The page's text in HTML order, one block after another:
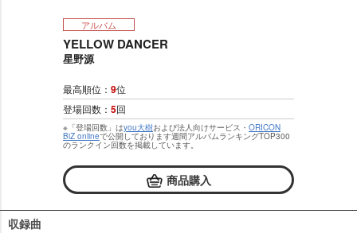
アルバム
YELLOW DANCER
星野源
最高順位： 9位
登場回数： 5回
※「登場回数」はyou大樹および法人向けサービス・ ORICON
BiZ onlineで公開しております週間アルバムランキングTOP300
のランクイン回数を掲載しています。
商品購入
収録曲